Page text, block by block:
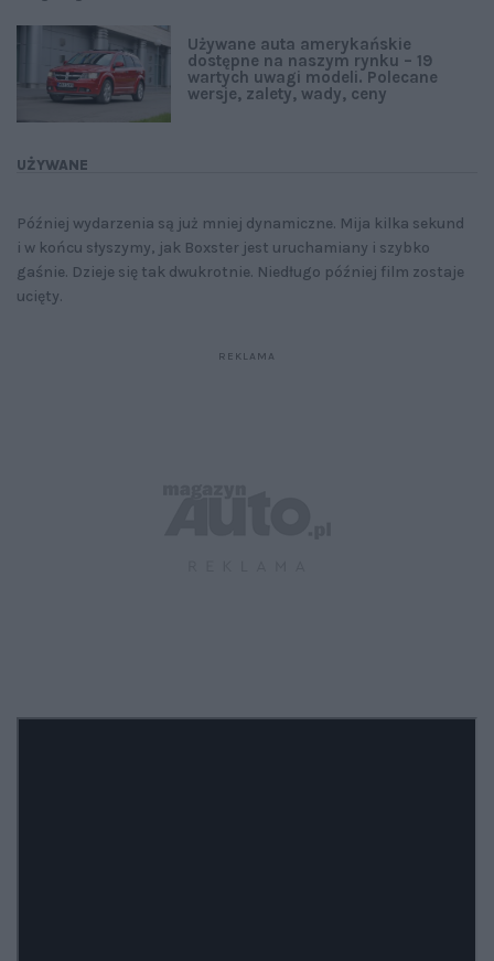
UŻYWANE
Używane auta amerykańskie
dostępne na naszym rynku – 19
wartych uwagi modeli. Polecane
wersje, zalety, wady, ceny
Później wydarzenia są już mniej dynamiczne. Mija kilka sekund
i w końcu słyszymy, jak Boxster jest uruchamiany i szybko
gaśnie. Dzieje się tak dwukrotnie. Niedługo później film zostaje
ucięty.